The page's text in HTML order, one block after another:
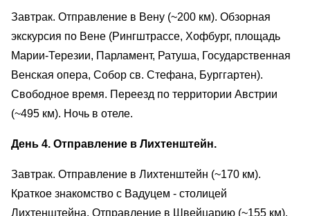
Завтрак. Отправление в Вену (~200 км). Обзорная
экскурсия по Вене (Рингштрассе, Хофбург, площадь
Марии-Терезии, Парламент, Ратуша, Государственная
Венская опера, Собор св. Стефана, Бурггартен).
Свободное время. Переезд по территории Австрии
(~495 км). Ночь в отеле.
День 4. Отправление в Лихтенштейн.
Завтрак. Отправление в Лихтенштейн (~170 км).
Краткое знакомство с Вадуцем - столицей
Лихтенштейна. Отправление в Швейцарию (~155 км).